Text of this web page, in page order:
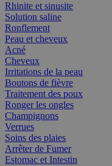
Rhinite et sinusite
Solution saline
Ronflement
Peau et cheveux
Acné
Cheveux
Irritations de la peau
Boutons de fièvre
Traitement des poux
Ronger les ongles
Champignons
Verrues
Soins des plaies
Arrêter de Fumer
Estomac et Intestin